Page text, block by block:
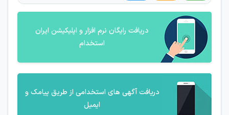
دریافت رایگان نرم افزار و اپلیکیشن ایران
استخدام
دریافت آگهی های استخدامی از طریق پیامک و
ایمیل